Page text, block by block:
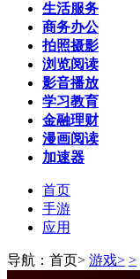
生活服务
商务办公
拍照摄影
浏览阅读
影音播放
学习教育
金融理财
漫画阅读
加速器
首页
手游
应用
导航：首页> 游戏> >